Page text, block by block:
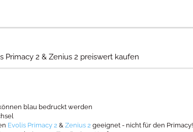
Primacy 2 & Zenius 2 preiswert kaufen
blau bedruckt werden
Evolis Primacy 2 & Zenius 2 geeignet - nicht für den Primacy!